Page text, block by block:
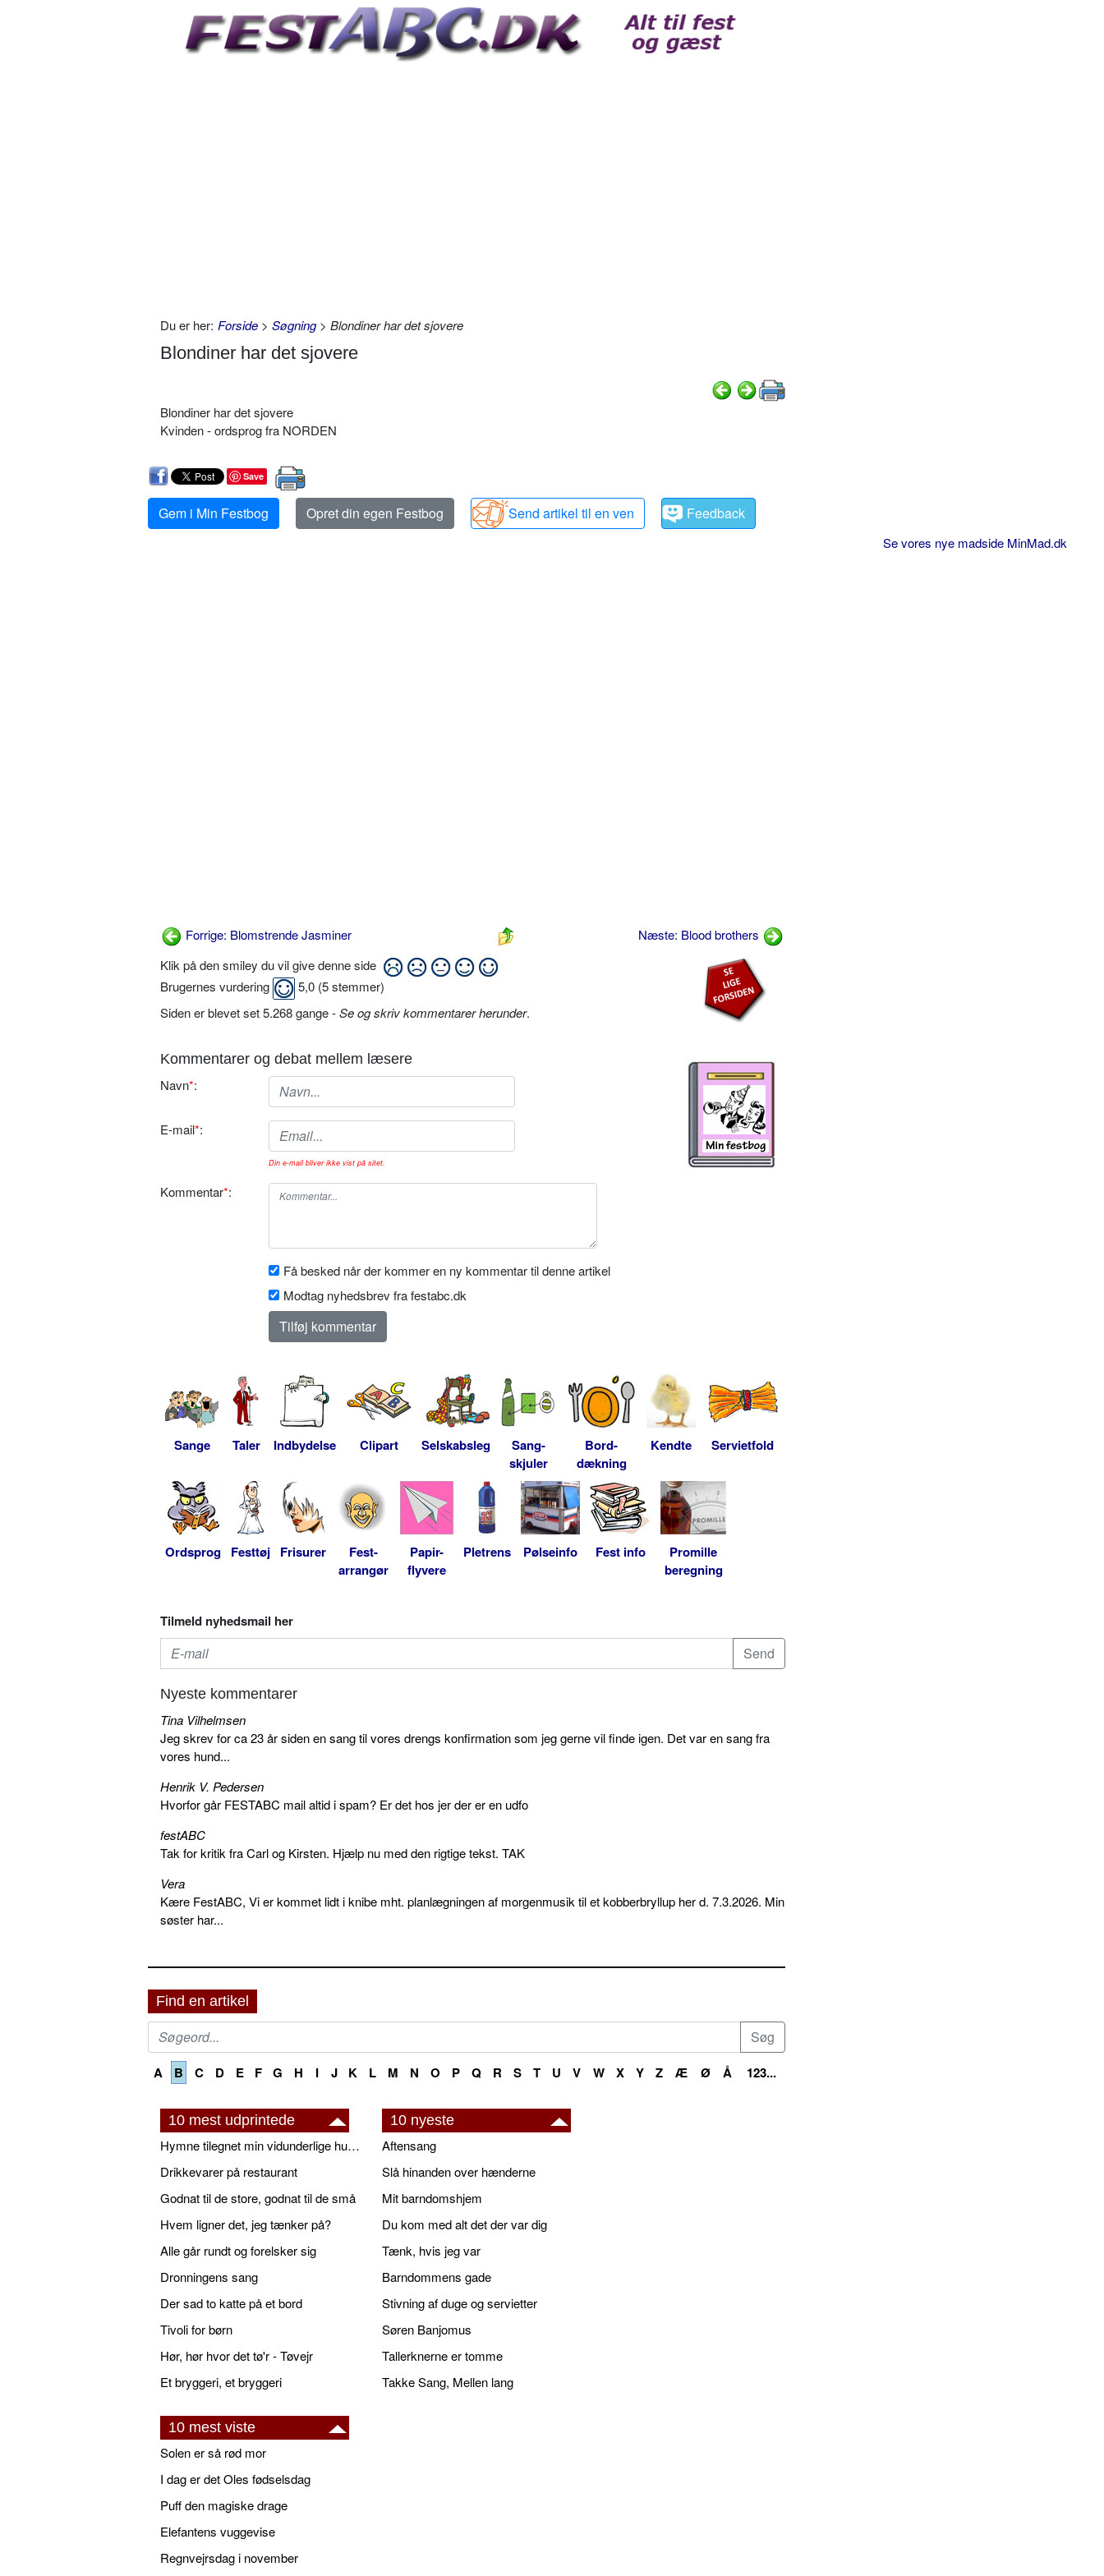
Du er her: Forside > Søgning> Blondiner har det sjovere
Blondiner har det sjovere
Blondiner har det sjovere
Kvinden - ordsprog fra NORDEN
Save
Gem i Min Festbog Opret din egen Festbog Send artikel til en ven Feedback
Forrige: Blomstrende Jasminer
Næste: Blood brothers
Klik på den smiley du vil give denne side
Brugernes vurdering
5,0 (5stemmer)
Siden er blevet set 5.268 gange -Se og skriv kommentarer herunder.
Kommentarer og debat mellem læsere
Navn*:
E-mail*:
Din e-mail bliver ikke vist på sitet.
Kommentar*:
Få besked når der kommer en ny kommentar til denne artikel
Modtag nyhedsbrev fra festabc.dk
Sange Taler Indbydelse Clipart Selskabsleg
Sang-
skjuler
Bord-
dækning
Kendte Servietfold
Ordsprog Festtøj Frisurer
Fest-
arrangør
Papir-
flyvere
Pletrens Pølseinfo Fest info
Promille
beregning
Tilmeld nyhedsmail her
Nyeste kommentarer
Tina Vilhelmsen
Jeg skrev for ca 23 år siden en sang til vores drengs konfirmation som jeg gerne vil finde igen. Det var en sang fra
vores hund...
Henrik V. Pedersen
Hvorfor går FESTABC mail altid i spam? Er det hos jer der er en udfo
festABC
Tak for kritik fra Carl og Kirsten. Hjælp nu med den rigtige tekst. TAK
Vera
Kære FestABC, Vi er kommet lidt i knibe mht. planlægningen af morgenmusik til et kobberbryllup her d. 7.3.2026. Min
søster har...
Find en artikel
A B C D E F G H I J K L M N O P Q R S T U V W X Y Z Æ Ø Å 123...
10 mest udprintede
Hymne tilegnet min vidunderlige husbond
Drikkevarer på restaurant
Godnat til de store, godnat til de små
Hvem ligner det, jeg tænker på?
Alle går rundt og forelsker sig
Dronningens sang
Der sad to katte på et bord
Tivoli for børn
Hør, hør hvor det tø'r - Tøvejr
Et bryggeri, et bryggeri
10 nyeste
Aftensang
Slå hinanden over hænderne
Mit barndomshjem
Du kom med alt det der var dig
Tænk, hvis jeg var
Barndommens gade
Stivning af duge og servietter
Søren Banjomus
Tallerknerne er tomme
Takke Sang, Mellen lang
10 mest viste
Solen er så rød mor
I dag er det Oles fødselsdag
Puff den magiske drage
Elefantens vuggevise
Regnvejrsdag i november
Se vores nye madside MinMad.dk